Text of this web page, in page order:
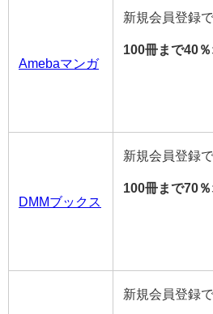
Amebaマンガ
新規会員登録で
100冊まで40
DMMブックス
新規会員登録で
100冊まで70
新規会員登録で